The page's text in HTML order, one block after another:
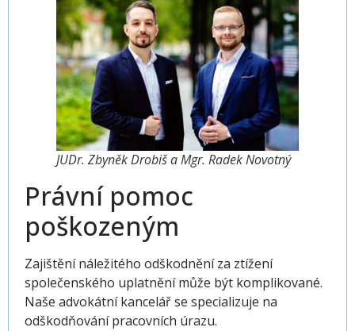
JUDr. Zbyněk Drobiš a Mgr. Radek Novotný
Právní pomoc
poškozeným
Zajištění náležitého odškodnění za ztížení
společenského uplatnění může být komplikované.
Naše advokátní kancelář se specializuje na
odškodňování pracovních úrazu.